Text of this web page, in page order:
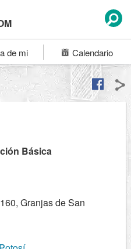
de mi Calendario
Básica
Granjas de San